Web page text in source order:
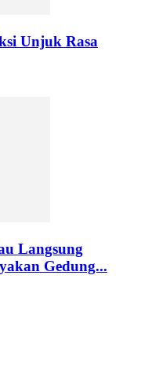
Unjuk Rasa
Langsung
Gedung...